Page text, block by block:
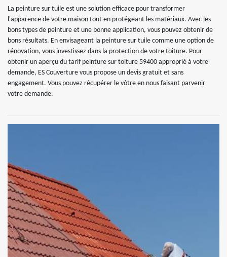
La peinture sur tuile est une solution efficace pour transformer
l'apparence de votre maison tout en protégeant les matériaux. Avec les
bons types de peinture et une bonne application, vous pouvez obtenir de
bons résultats. En envisageant la peinture sur tuile comme une option de
rénovation, vous investissez dans la protection de votre toiture. Pour
obtenir un aperçu du tarif peinture sur toiture 59400 approprié à votre
demande, ES Couverture vous propose un devis gratuit et sans
engagement. Vous pouvez récupérer le vôtre en nous faisant parvenir
votre demande.